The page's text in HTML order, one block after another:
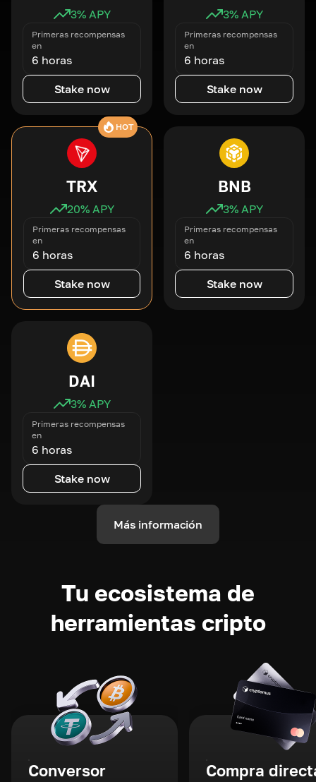
3% APY
Primeras recompensas
en
6 horas
Stake now
3% APY
Primeras recompensas
en
6 horas
Stake now
HOT
TRX
20% APY
Primeras recompensas
en
6 horas
Stake now
BNB
3% APY
Primeras recompensas
en
6 horas
Stake now
DAI
3% APY
Primeras recompensas
en
6 horas
Stake now
Más información
Tu ecosistema de
herramientas cripto
Conversor Compra